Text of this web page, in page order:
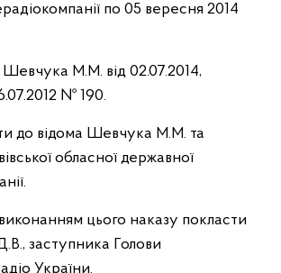
по 05 вересня 2014
Шевчука М.М. від 02.07.2014,
№ 190.
до відома Шевчука М.М. та
обласної державної
цього наказу покласти
заступника Голови
України.